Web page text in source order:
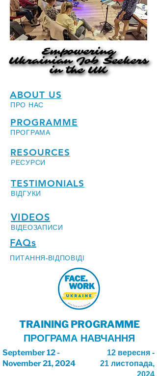
Empowering
Ukrainian Job Seekers
in the UK
Empowering
Ukrainian Job Seekers
in the UK
ABOUT US
ПРО НАС
PROGRAMME
ПРОГРАМА
RESOURCES
РЕСУРСИ
TESTIMONIALS
ВІДГУКИ
VIDEOS
ВІДЕОЗАПИСИ
FAQs
ПИТАННЯ-ВІДПОВІДІ
TRAINING PROGRAMME
ПРОГРАМА НАВЧАННЯ
September 12 -
November 21, 2024
12 вересня -
21 листопада,
2024